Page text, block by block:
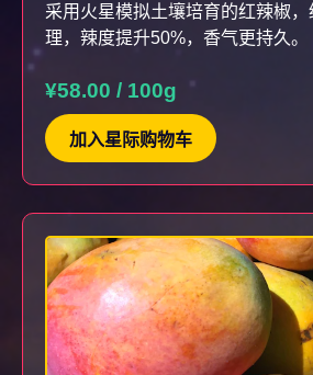
采用火星模拟土壤培育的红辣椒
理，辣度提升50%，香气更持久。
¥58.00 / 100g
加入星际购物车